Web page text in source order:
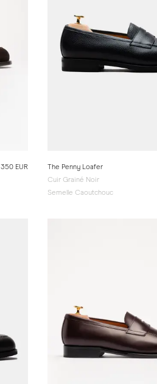
350 EUR
The Penny Loafer
Cuir Grainé Noir
Semelle Caoutchouc